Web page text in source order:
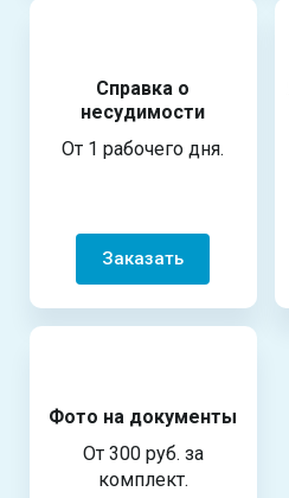
Справка о
несудимости
От 1 рабочего дня.
Заказать
Фото на документы
От 300 руб. за
комплект.